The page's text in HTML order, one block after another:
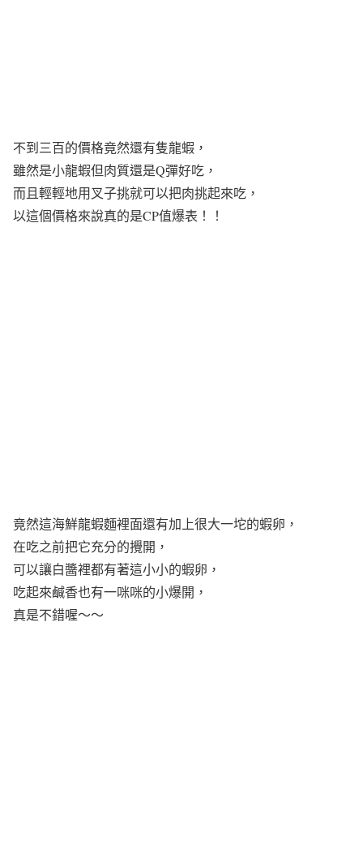
不到三百的價格竟然還有隻龍蝦，
雖然是小龍蝦但肉質還是Q彈好吃，
而且輕輕地用叉子挑就可以把肉挑起來吃，
以這個價格來說真的是CP值爆表！！
竟然這海鮮龍蝦麵裡面還有加上很大一坨的蝦卵，
在吃之前把它充分的攪開，
可以讓白醬裡都有著這小小的蝦卵，
吃起來鹹香也有一咪咪的小爆開，
真是不錯喔～～